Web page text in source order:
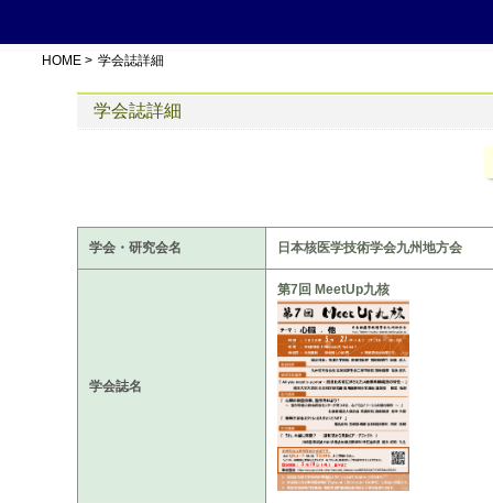
HOME > 学会誌詳細
学会誌詳細
学会・研究会名 日本核医学技術学会九州地方会
学会誌名
第7回 MeetUp九核